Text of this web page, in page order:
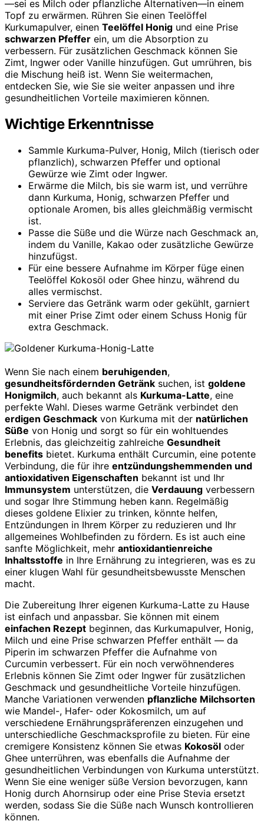
—sei es Milch oder pflanzliche Alternativen—in einem
Topf zu erwärmen. Rühren Sie einen Teelöffel
Kurkumapulver, einen Teelöffel Honig und eine Prise
schwarzen Pfeffer ein, um die Absorption zu
verbessern. Für zusätzlichen Geschmack können Sie
Zimt, Ingwer oder Vanille hinzufügen. Gut umrühren, bis
die Mischung heiß ist. Wenn Sie weitermachen,
entdecken Sie, wie Sie sie weiter anpassen und ihre
gesundheitlichen Vorteile maximieren können.
Wichtige Erkenntnisse
Sammle Kurkuma-Pulver, Honig, Milch (tierisch oder
pflanzlich), schwarzen Pfeffer und optional
Gewürze wie Zimt oder Ingwer.
Erwärme die Milch, bis sie warm ist, und verrühre
dann Kurkuma, Honig, schwarzen Pfeffer und
optionale Aromen, bis alles gleichmäßig vermischt
ist.
Passe die Süße und die Würze nach Geschmack an,
indem du Vanille, Kakao oder zusätzliche Gewürze
hinzufügst.
Für eine bessere Aufnahme im Körper füge einen
Teelöffel Kokosöl oder Ghee hinzu, während du
alles vermischst.
Serviere das Getränk warm oder gekühlt, garniert
mit einer Prise Zimt oder einem Schuss Honig für
extra Geschmack.
Wenn Sie nach einem beruhigenden,
gesundheitsfördernden Getränk suchen, ist goldene
Honigmilch, auch bekannt als Kurkuma-Latte, eine
perfekte Wahl. Dieses warme Getränk verbindet den
erdigen Geschmack von Kurkuma mit der natürlichen
Süße von Honig und sorgt so für ein wohltuendes
Erlebnis, das gleichzeitig zahlreiche Gesundheit
benefits bietet. Kurkuma enthält Curcumin, eine potente
Verbindung, die für ihre entzündungshemmenden und
antioxidativen Eigenschaften bekannt ist und Ihr
Immunsystem unterstützen, die Verdauung verbessern
und sogar Ihre Stimmung heben kann. Regelmäßig
dieses goldene Elixier zu trinken, könnte helfen,
Entzündungen in Ihrem Körper zu reduzieren und Ihr
allgemeines Wohlbefinden zu fördern. Es ist auch eine
sanfte Möglichkeit, mehr antioxidantienreiche
Inhaltsstoffe in Ihre Ernährung zu integrieren, was es zu
einer klugen Wahl für gesundheitsbewusste Menschen
macht.
Die Zubereitung Ihrer eigenen Kurkuma-Latte zu Hause
ist einfach und anpassbar. Sie können mit einem
einfachen Rezept beginnen, das Kurkumapulver, Honig,
Milch und eine Prise schwarzen Pfeffer enthält — da
Piperin im schwarzen Pfeffer die Aufnahme von
Curcumin verbessert. Für ein noch verwöhnenderes
Erlebnis können Sie Zimt oder Ingwer für zusätzlichen
Geschmack und gesundheitliche Vorteile hinzufügen.
Manche Variationen verwenden pflanzliche Milchsorten
wie Mandel-, Hafer- oder Kokosmilch, um auf
verschiedene Ernährungspräferenzen einzugehen und
unterschiedliche Geschmacksprofile zu bieten. Für eine
cremigere Konsistenz können Sie etwas Kokosöl oder
Ghee unterrühren, was ebenfalls die Aufnahme der
gesundheitlichen Verbindungen von Kurkuma unterstützt.
Wenn Sie eine weniger süße Version bevorzugen, kann
Honig durch Ahornsirup oder eine Prise Stevia ersetzt
werden, sodass Sie die Süße nach Wunsch kontrollieren
können.